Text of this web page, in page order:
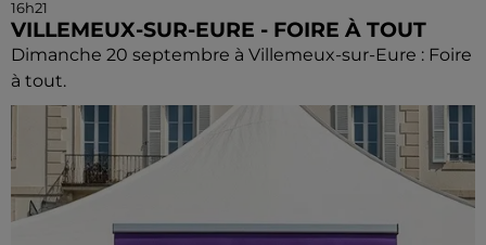
16h21
VILLEMEUX-SUR-EURE - FOIRE À TOUT
Dimanche 20 septembre à Villemeux-sur-Eure : Foire
à tout.